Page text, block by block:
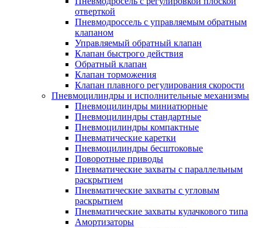
отверткой
Пневмодроссель с управляемым обратным
клапаном
Управляемый обратный клапан
Клапан быстрого действия
Обратный клапан
Клапан торможения
Клапан плавного регулирования скорости
Пневмоцилиндры и исполнительные механизмы
Пневмоцилиндры миниатюрные
Пневмоцилиндры стандартные
Пневмоцилиндры компактные
Пневматические каретки
Пневмоцилиндры бесштоковые
Поворотные приводы
Пневматические захваты с параллельным
раскрытием
Пневматические захваты с угловым
раскрытием
Пневматические захваты кулачкового типа
Амортизаторы